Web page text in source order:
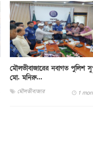
মৌলভীবাজারের নবাগত পুলিশ
মো. মনিরু...
মৌলভীবাজার 1